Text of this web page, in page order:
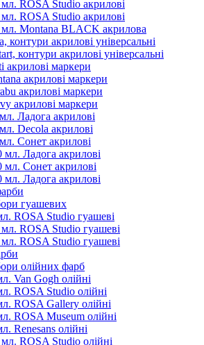
ROSA Studio акрилові
ROSA Studio акрилові
Montana BLACK акрилова
контури акрилові універсальні
контури акрилові універсальні
акрилові маркери
акрилові маркери
акрилові маркери
акрилові маркери
Ладога акрилові
Decola акрилові
Сонет акрилові
мл. Ладога акрилові
мл. Сонет акрилові
мл. Ладога акрилові
гуашевих
ROSA Studio гуашеві
ROSA Studio гуашеві
ROSA Studio гуашеві
олійних фарб
Van Gogh олійні
ROSA Studio олійні
ROSA Gallery олійні
ROSA Museum олійні
Renesans олійні
ROSA Studio олійні